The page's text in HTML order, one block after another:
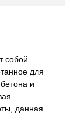
собой
для
и
данная